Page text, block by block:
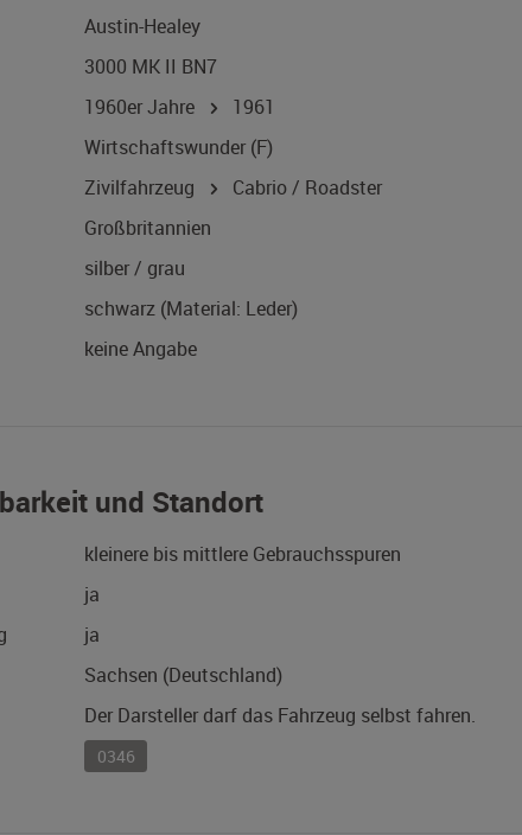
Austin-Healey
3000 MK II BN7
1960er Jahre
1961
Wirtschaftswunder (F)
Zivilfahrzeug
Cabrio / Roadster
Großbritannien
silber / grau
schwarz (Material: Leder)
keine Angabe
und Standort
kleinere bis mittlere Gebrauchsspuren
ja
ja
Sachsen (Deutschland)
Der Darsteller darf das Fahrzeug selbst fahren.
0346